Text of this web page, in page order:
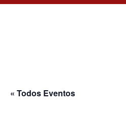
« Todos Eventos